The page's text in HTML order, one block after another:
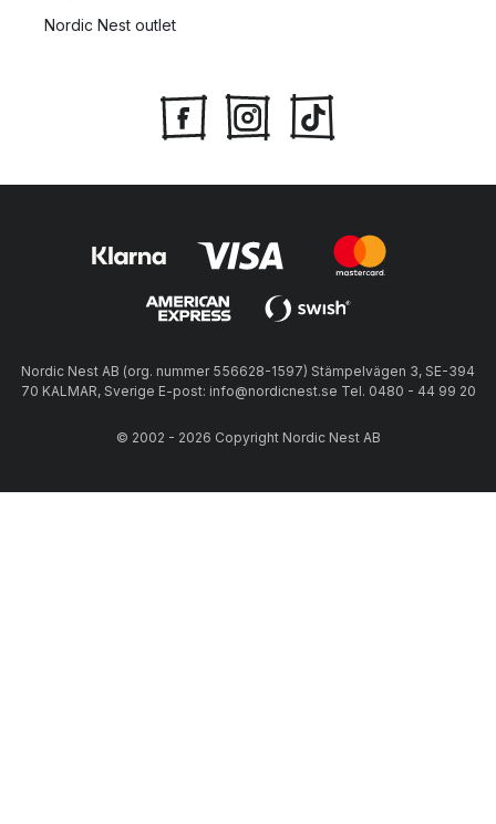
Nordic Nest outlet
Nordic Nest AB (org. nummer 556628-1597) Stämpelvägen 3, SE-394
70 KALMAR, Sverige E-post: info@nordicnest.se Tel. 0480 - 44 99 20
© 2002 - 2026 Copyright Nordic Nest AB